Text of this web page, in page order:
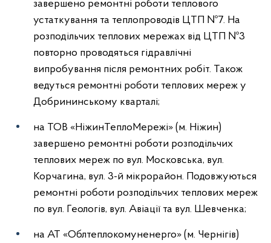
завершено ремонтні роботи теплового
устаткування та теплопроводів ЦТП №7. На
розподільчих теплових мережах від ЦТП №3
повторно проводяться гідравлічні
випробування після ремонтних робіт. Також
ведуться ремонтні роботи теплових мереж у
Добрининському кварталі;
на ТОВ «НіжинТеплоМережі» (м. Ніжин)
завершено ремонтні роботи розподільчих
теплових мереж по вул. Московська, вул.
Корчагина, вул. 3-й мікрорайон. Подовжуються
ремонтні роботи розподільчих теплових мереж
по вул. Геологів, вул. Авіації та вул. Шевченка;
на АТ «Облтеплокомуненерго» (м. Чернігів)